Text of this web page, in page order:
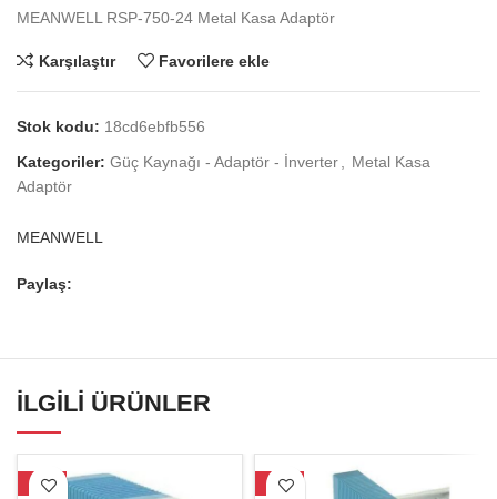
MEANWELL RSP-750-24 Metal Kasa Adaptör
Karşılaştır Favorilere ekle
Stok kodu: 18cd6ebfb556
Kategoriler: Güç Kaynağı - Adaptör - İnverter
Metal Kasa
Adaptör
MEANWELL
Paylaş:
İLGILI ÜRÜNLER
-24% -19%